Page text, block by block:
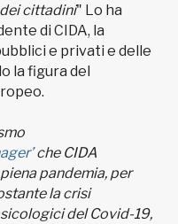
cittadini" Lo ha
di CIDA, la
e privati e delle
la figura del
che CIDA
pandemia, per
la crisi
del Covid-19,